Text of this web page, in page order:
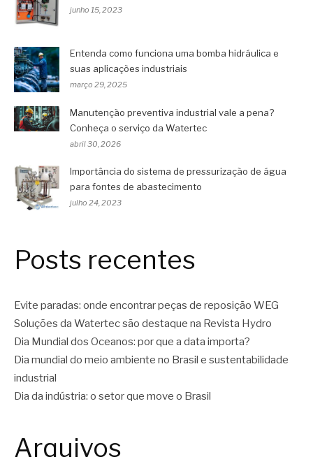
junho 15, 2023
Entenda como funciona uma bomba hidráulica e
suas aplicações industriais
março 29, 2025
Manutenção preventiva industrial vale a pena?
Conheça o serviço da Watertec
abril 30, 2026
Importância do sistema de pressurização de água
para fontes de abastecimento
julho 24, 2023
Posts recentes
Evite paradas: onde encontrar peças de reposição WEG
Soluções da Watertec são destaque na Revista Hydro
Dia Mundial dos Oceanos: por que a data importa?
Dia mundial do meio ambiente no Brasil e sustentabilidade
industrial
Dia da indústria: o setor que move o Brasil
Arquivos